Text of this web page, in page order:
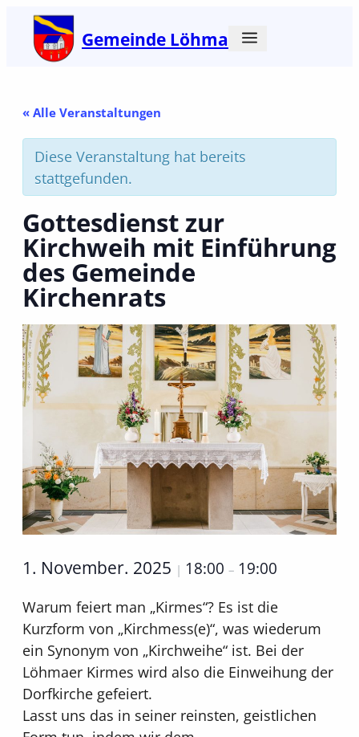
Gemeinde Löhma
« Alle Veranstaltungen
Diese Veranstaltung hat bereits
stattgefunden.
Gottesdienst zur
Kirchweih mit Einführung
des Gemeinde
Kirchenrats
1. November. 2025 | 18:00 – 19:00
Warum feiert man „Kirmes“? Es ist die
Kurzform von „Kirchmess(e)“, was wiederum
ein Synonym von „Kirchweihe“ ist. Bei der
Löhmaer Kirmes wird also die Einweihung der
Dorfkirche gefeiert.
Lasst uns das in seiner reinsten, geistlichen